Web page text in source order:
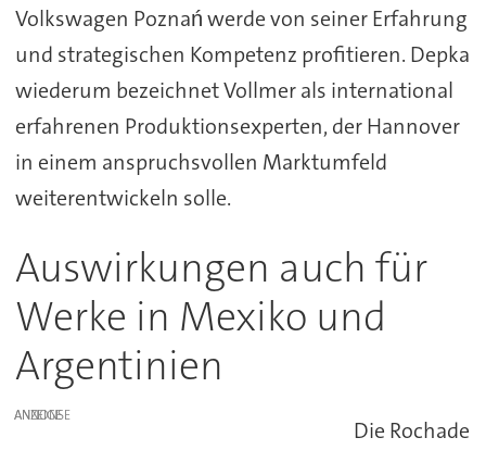
Volkswagen Poznań werde von seiner Erfahrung
und strategischen Kompetenz profitieren. Depka
wiederum bezeichnet Vollmer als international
erfahrenen Produktionsexperten, der Hannover
in einem anspruchsvollen Marktumfeld
weiterentwickeln solle.
Auswirkungen auch für
Werke in Mexiko und
Argentinien
ANZEIGE
Die Rochade